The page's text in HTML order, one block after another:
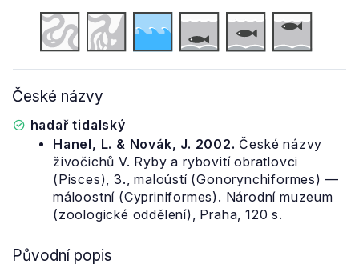
České názvy
hadař tidalský
Hanel, L. & Novák, J. 2002. České názvy
živočichů V. Ryby a rybovití obratlovci
(Pisces), 3., maloústí (Gonorynchiformes) —
máloostní (Cypriniformes). Národní muzeum
(zoologické oddělení), Praha, 120 s.
Původní popis